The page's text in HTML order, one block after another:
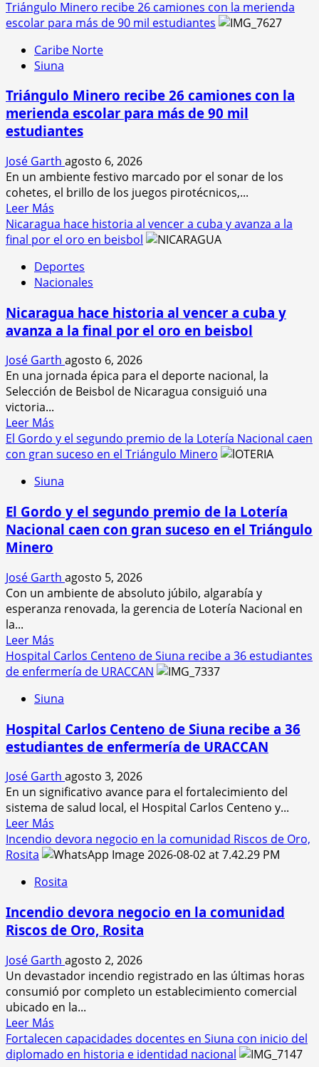
Minero
más
acerca
Policía
Nacional
a
hombre
señalado
incendiar
la
vivienda
de
su
expareja
El
Hormiguero,
Siuna
Triángulo Minero recibe 26 camiones con la merienda
escolar para más de 90 mil estudiantes
Caribe Norte
Siuna
Triángulo Minero recibe 26 camiones con la
merienda escolar para más de 90 mil
estudiantes
José Garth agosto 6, 2026
En un ambiente festivo marcado por el sonar de los
cohetes, el brillo de los juegos pirotécnicos,...
Leer Más
más
acerca
Triángulo
Minero
26
camiones
la
merienda
escolar
más
de
90
estudiantes
Nicaragua hace historia al vencer a cuba y avanza a la
final por el oro en beisbol
Deportes
Nacionales
Nicaragua hace historia al vencer a cuba y
avanza a la final por el oro en beisbol
José Garth agosto 6, 2026
En una jornada épica para el deporte nacional, la
Selección de Beisbol de Nicaragua consiguió una
victoria...
Leer Más
más
acerca
Nicaragua
historia
al
cuba
y
avanza
la
final
por
oro
en
beisbol
El Gordo y el segundo premio de la Lotería Nacional caen
con gran suceso en el Triángulo Minero
Siuna
El Gordo y el segundo premio de la Lotería
Nacional caen con gran suceso en el Triángulo
Minero
José Garth agosto 5, 2026
Con un ambiente de absoluto júbilo, algarabía y
esperanza renovada, la gerencia de Lotería Nacional en
la...
Leer Más
más
acerca
El
y
el
premio
de
la
Lotería
Nacional
caen
con
gran
suceso
en
el
Triángulo
Minero
Hospital Carlos Centeno de Siuna recibe a 36 estudiantes
de enfermería de URACCAN
Siuna
Hospital Carlos Centeno de Siuna recibe a 36
estudiantes de enfermería de URACCAN
José Garth agosto 3, 2026
En un significativo avance para el fortalecimiento del
sistema de salud local, el Hospital Carlos Centeno y...
Leer Más
más
acerca
Hospital
Centeno
de
recibe
a
36
estudiantes
de
enfermería
de
Incendio devora negocio en la comunidad Riscos de Oro,
Rosita
Rosita
Incendio devora negocio en la comunidad
Riscos de Oro, Rosita
José Garth agosto 2, 2026
Un devastador incendio registrado en las últimas horas
consumió por completo un establecimiento comercial
ubicado en la...
Leer Más
más
acerca
Fortalecen capacidades docentes en Siuna con inicio del
diplomado en historia e identidad nacional